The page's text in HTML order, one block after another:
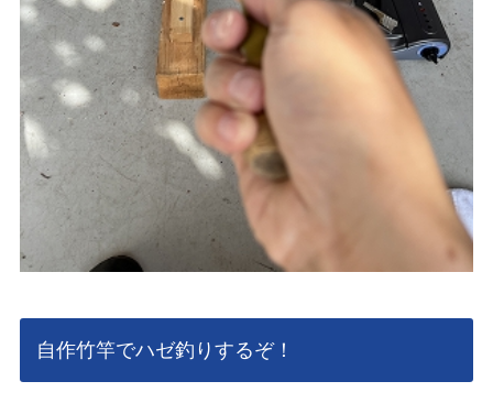
自作竹竿でハゼ釣りするぞ！